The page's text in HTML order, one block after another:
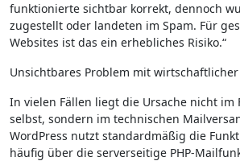
funktionierte sichtbar korrekt, dennoch
zugestellt oder landeten im Spam. Für
Websites ist das ein erhebliches Risiko.“
Unsichtbares Problem mit wirtschaftlicher
In vielen Fällen liegt die Ursache nicht im
selbst, sondern im technischen
WordPress nutzt standardmäßig die
häufig über die serverseitige PHP-